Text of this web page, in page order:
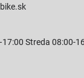
Streda 08:00-